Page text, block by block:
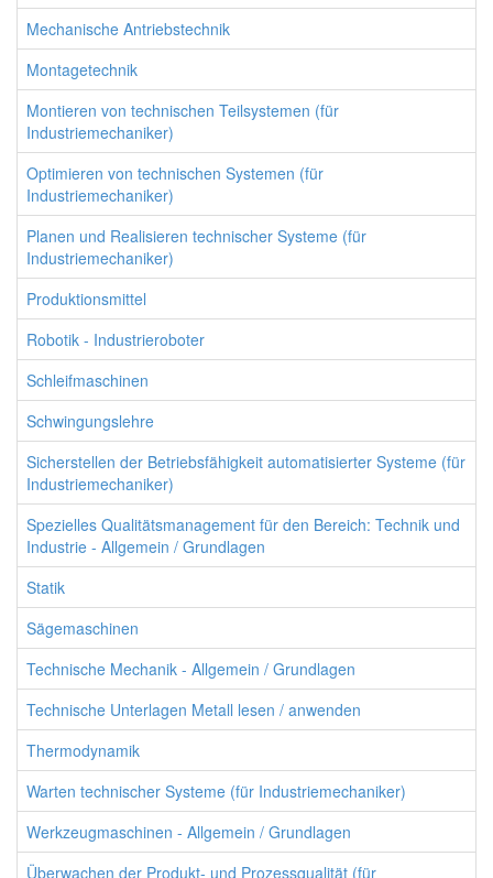
Mechanische Antriebstechnik
Montagetechnik
Montieren von technischen Teilsystemen (für
Industriemechaniker)
Optimieren von technischen Systemen (für
Industriemechaniker)
Planen und Realisieren technischer Systeme (für
Industriemechaniker)
Produktionsmittel
Robotik - Industrieroboter
Schleifmaschinen
Schwingungslehre
Sicherstellen der Betriebsfähigkeit automatisierter Systeme (für
Industriemechaniker)
Spezielles Qualitätsmanagement für den Bereich: Technik und
Industrie - Allgemein / Grundlagen
Statik
Sägemaschinen
Technische Mechanik - Allgemein / Grundlagen
Technische Unterlagen Metall lesen / anwenden
Thermodynamik
Warten technischer Systeme (für Industriemechaniker)
Werkzeugmaschinen - Allgemein / Grundlagen
Überwachen der Produkt- und Prozessqualität (für